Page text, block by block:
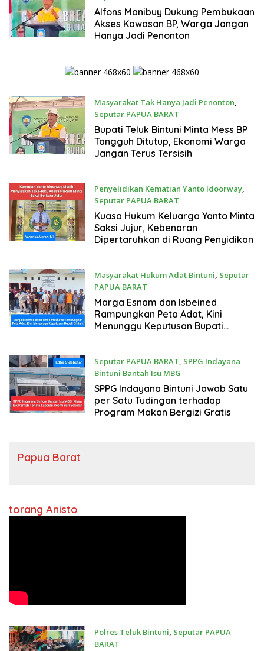
Jumat, 7 Agustus 2026
Alfons Manibuy Dukung Pembukaan
Akses Kawasan BP, Warga Jangan
Hanya Jadi Penonton
Masyarakat Tak Hanya Jadi Penonton,
Seputar PAPUA BARAT
Jumat, 7 Agustus 2026
Bupati Teluk Bintuni Minta Mess BP
Tangguh Ditutup, Ekonomi Warga
Jangan Terus Tersisih
Penyelidikan Kematian Yanto Idoorway,
Seputar PAPUA BARAT
Jumat, 7 Agustus 2026
Kuasa Hukum Keluarga Yanto Minta
Saksi Jujur, Kebenaran
Dipertaruhkan di Ruang Penyidikan
Masyarakat Hukum Adat Bintuni, Seputar
PAPUA BARAT
Jumat, 7 Agustus 2026
Marga Esnam dan Isbeined
Rampungkan Peta Adat, Kini
Menunggu Keputusan Bupati
Seputar PAPUA BARAT, SPPG Indayana
Bintuni Bantah Isu MBG
Kamis, 6 Agustus 2026
SPPG Indayana Bintuni Jawab Satu
per Satu Tudingan terhadap
Program Makan Bergizi Gratis
Papua Barat
torang Anisto
Polres Teluk Bintuni, Seputar PAPUA
BARAT